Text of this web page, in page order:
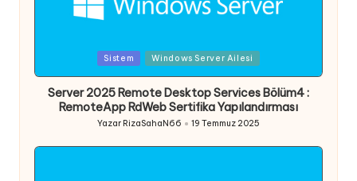
in
Sistem Windows Server Ailesi
Server 2025 Remote Desktop Services Bölüm4 :
RemoteApp RdWeb Sertifika Yapılandırması
Posted
by
Yazar RizaSahaN66 19 Temmuz 2025